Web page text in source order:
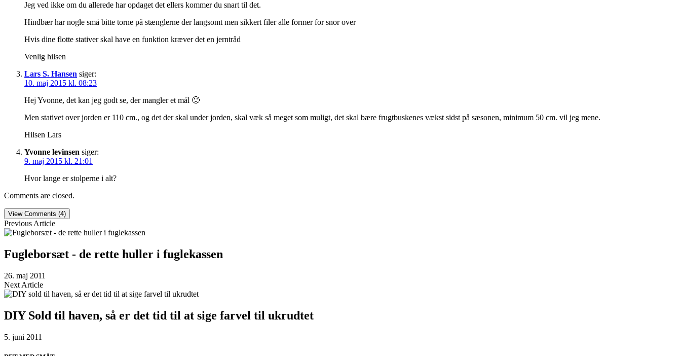
Jeg ved ikke om du allerede har opdaget det ellers kommer du snart til det.
Hindbær har nogle små bitte torne på stænglerne der langsomt men sikkert filer alle former for snor over
Hvis dine flotte stativer skal have en funktion kræver det en jerntråd
Venlig hilsen
Lars S. Hansen siger:
10. maj 2015 kl. 08:23
Hej Yvonne, det kan jeg godt se, der mangler et mål 🙂
Men stativet over jorden er 110 cm., og det der skal under jorden, skal væk så meget som muligt, det skal bære frugtbuskenes vækst sidst på sæsonen, minimum 50 cm. vil jeg mene.
Hilsen Lars
Yvonne levinsen siger:
9. maj 2015 kl. 21:01
Hvor lange er stolperne i alt?
Comments are closed.
View Comments (4)
Previous Article
Fugleborsæt - de rette huller i fuglekassen
26. maj 2011
Next Article
DIY Sold til haven, så er det tid til at sige farvel til ukrudtet
5. juni 2011